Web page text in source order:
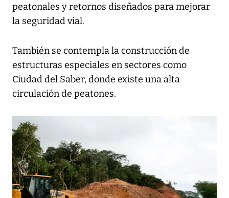
peatonales y retornos diseñados para mejorar
la seguridad vial.
También se contempla la construcción de
estructuras especiales en sectores como
Ciudad del Saber, donde existe una alta
circulación de peatones.